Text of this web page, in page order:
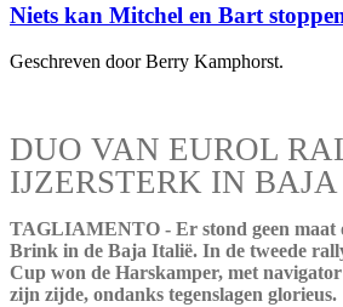
Niets kan Mitchel en Bart
Geschreven door Berry Kamphorst.
DUO VAN EUROL
IJZERSTERK IN
TAGLIAMENTO - Er stond geen maat
Brink in de Baja Italië. In de tweede
Cup won de Harskamper, met
zijn zijde, ondanks tegenslagen glorieus.